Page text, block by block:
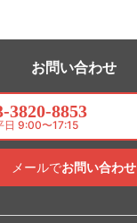
お問い合わせ
3820-8853
日 9:00〜17:15
メールでお問い合わせ